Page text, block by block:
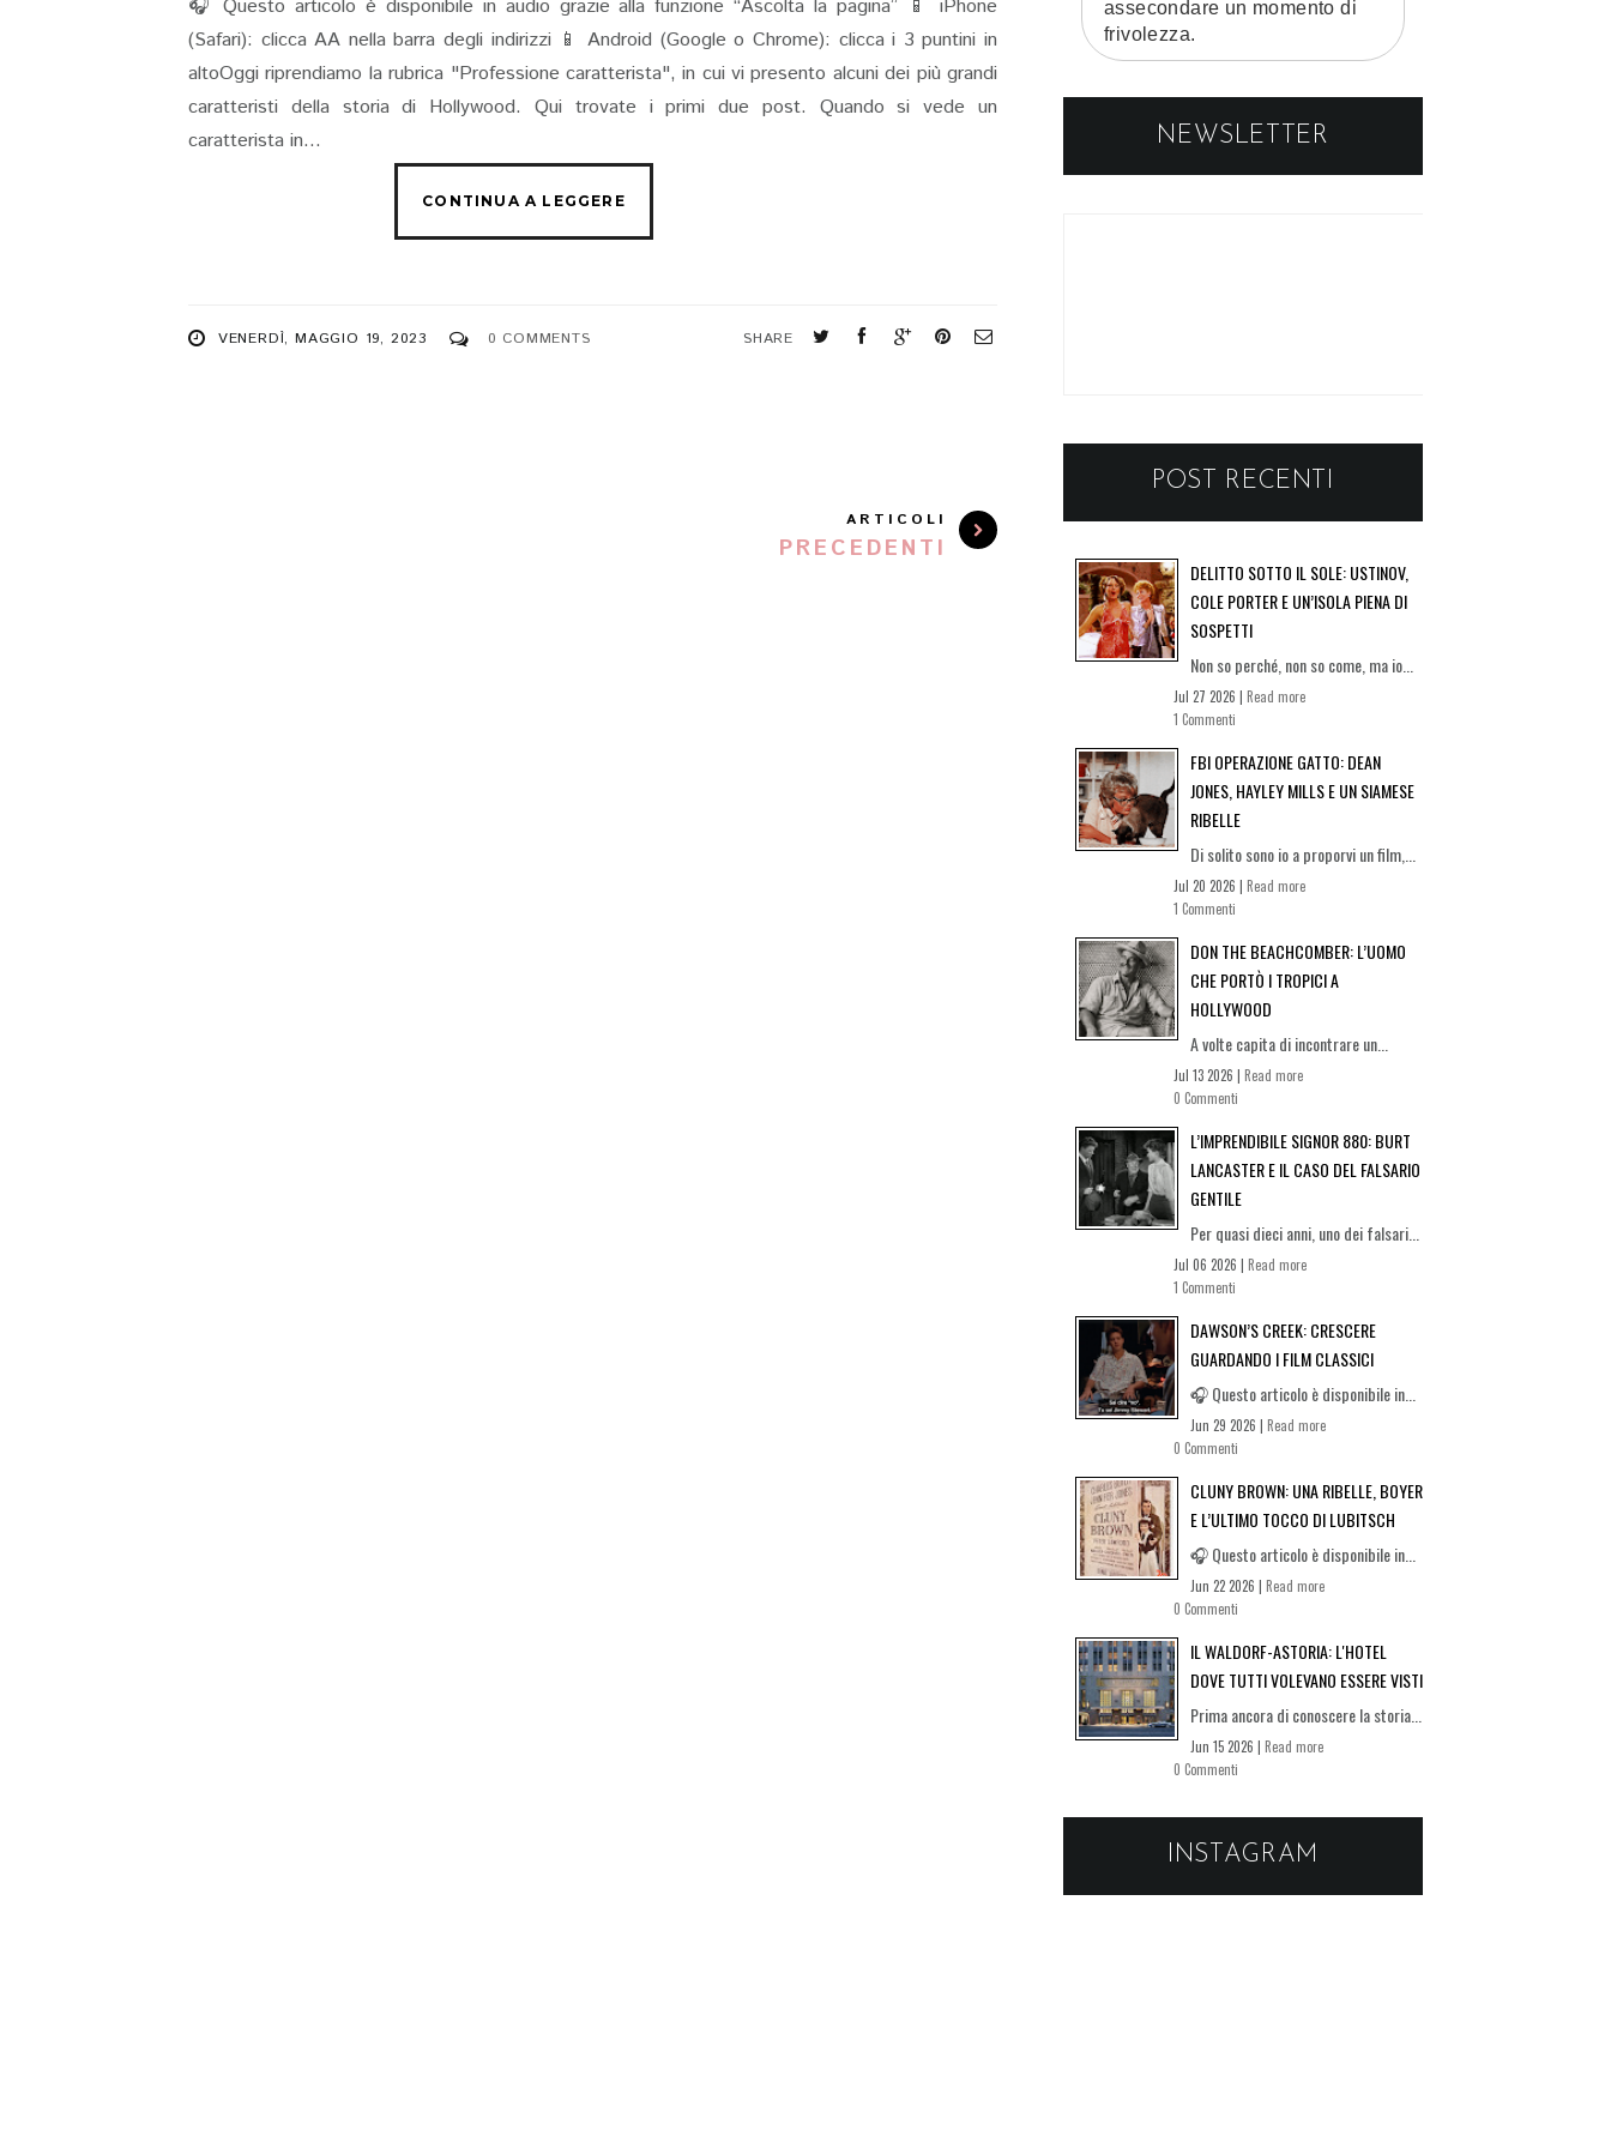
🎧 Questo articolo è disponibile in audio grazie alla funzione “Ascolta la pagina” 📱 iPhone
(Safari): clicca AA nella barra degli indirizzi 📱 Android (Google o Chrome): clicca i 3 puntini in
altoOggi riprendiamo la rubrica "Professione caratterista", in cui vi presento alcuni dei più grandi
caratteristi della storia di Hollywood. Qui trovate i primi due post. Quando si vede un
caratterista in...
VENERDÌ, MAGGIO 19, 2023 0 COMMENTS SHARE
ARTICOLI
PRECEDENTI
assecondare un momento di
frivolezza.
NEWSLETTER
POST RECENTI
DELITTO SOTTO IL SOLE: USTINOV,
COLE PORTER E UN’ISOLA PIENA DI
SOSPETTI
Non so perché, non so come, ma io...
Jul 27 2026 | Read more
1 Commenti
FBI OPERAZIONE GATTO: DEAN
JONES, HAYLEY MILLS E UN SIAMESE
RIBELLE
Di solito sono io a proporvi un film,...
Jul 20 2026 | Read more
1 Commenti
DON THE BEACHCOMBER: L’UOMO
CHE PORTÒ I TROPICI A
HOLLYWOOD
A volte capita di incontrare un...
Jul 13 2026 | Read more
0 Commenti
L’IMPRENDIBILE SIGNOR 880: BURT
LANCASTER E IL CASO DEL FALSARIO
GENTILE
Per quasi dieci anni, uno dei falsari...
Jul 06 2026 | Read more
1 Commenti
DAWSON’S CREEK: CRESCERE
GUARDANDO I FILM CLASSICI
🎧 Questo articolo è disponibile in...
Jun 29 2026 | Read more
0 Commenti
CLUNY BROWN: UNA RIBELLE, BOYER
E L’ULTIMO TOCCO DI LUBITSCH
🎧 Questo articolo è disponibile in...
Jun 22 2026 | Read more
0 Commenti
IL WALDORF-ASTORIA: L'HOTEL
DOVE TUTTI VOLEVANO ESSERE VISTI
Prima ancora di conoscere la storia...
Jun 15 2026 | Read more
0 Commenti
INSTAGRAM